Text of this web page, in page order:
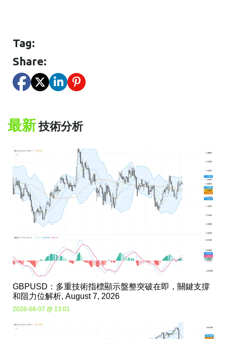
Tag:
Share:
最新技術分析
GBPUSD：多重技術指標顯示盤整突破在即，關鍵支撐
和阻力位解析, August 7, 2026
2026-08-07 @ 13:01